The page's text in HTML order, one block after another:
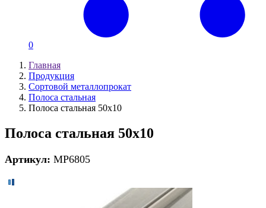
0
Главная
Продукция
Сортовой металлопрокат
Полоса стальная
Полоса стальная 50х10
Полоса стальная 50х10
Артикул: MP6805